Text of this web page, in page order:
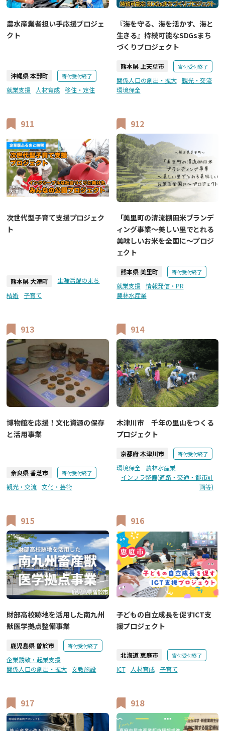
農水産業者担い手応援プロジェ
クト
沖縄県 本部町 寄付受付終了
就業支援 人材育成 移住・定住
『海を守る、海を活かす、海と
生きる』持続可能なSDGsまち
づくりプロジェクト
熊本県 上天草市 寄付受付終了
関係人口の創出・拡大
観光・交流
環境保全
911
次世代型子育て支援プロジェク
ト
熊本県 大津町
生涯活躍のまち
結婚
子育て
912
「美里町の清流棚田米ブランデ
ィング事業～美しい里でとれる
美味しいお米を全国に～プロジ
ェクト
熊本県 美里町 寄付受付終了
就業支援
情報発信・PR
農林水産業
913
博物館を応援！文化資源の保存
と活用事業
奈良県 香芝市 寄付受付終了
観光・交流 文化・芸術
914
木津川市 千年の里山をつくる
プロジェクト
京都府 木津川市 寄付受付終了
環境保全
農林水産業
インフラ整備(道路・交通・都市計
画等)
915
財部高校跡地を活用した南九州
獣医学拠点整備事業
鹿児島県 曽於市 寄付受付終了
企業誘致・起業支援
関係人口の創出・拡大
文教施設
916
子どもの自立成長を促すICT支
援プロジェクト
北海道 恵庭市 寄付受付終了
ICT 人材育成 子育て
917 918